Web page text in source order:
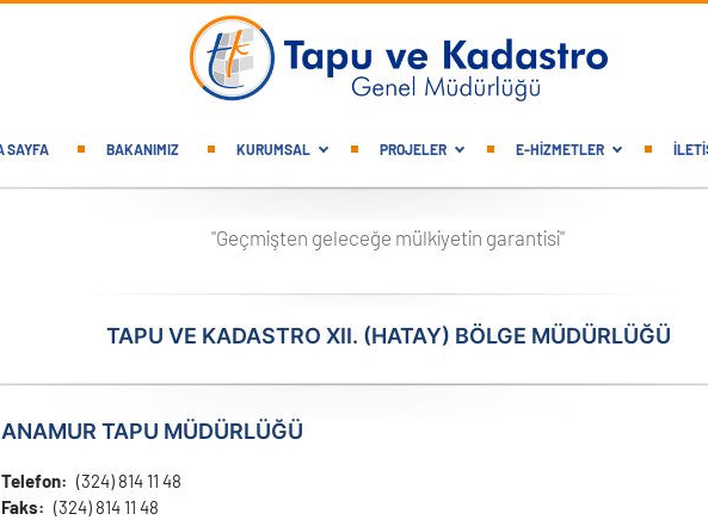
navigation
SAYFA BAKANIMIZ KURUMSAL PROJELER E-HİZMETLER
"Geçmişten geleceğe mülkiyetin garantisi"
TAPU VE KADASTRO XII. (HATAY) BÖLGE MÜDÜRLÜĞÜ
ANAMUR TAPU MÜDÜRLÜĞÜ
Telefon
(324) 814 11 48
Faks
(324) 814 11 48